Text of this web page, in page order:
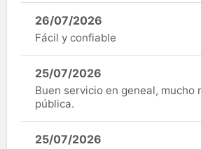
26/07/2026
Fácil y confiable
25/07/2026
Buen servicio en geneal, mucho
pública.
25/07/2026